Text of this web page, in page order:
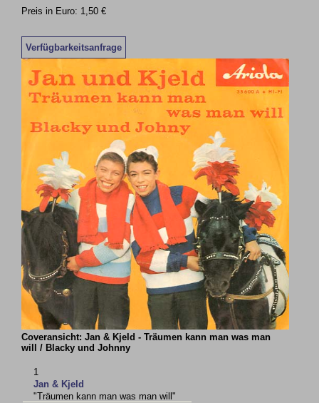
Preis in Euro: 1,50 €
Verfügbarkeitsanfrage
Coveransicht: Jan & Kjeld - Träumen kann man was man
will / Blacky und Johnny
1
Jan & Kjeld
"Träumen kann man was man will"